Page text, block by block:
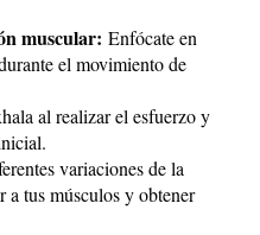
muscular: Enfócate en
el movimiento de
al realizar el esfuerzo y
variaciones de la
a tus músculos y obtener